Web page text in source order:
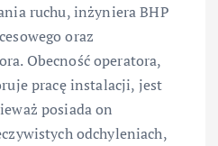
ruchu, inżyniera BHP
oraz
Obecność operatora,
pracę instalacji, jest
posiada on
odchyleniach,